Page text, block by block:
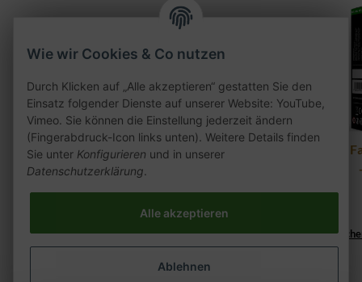
27er Blue Dragon 200g
25,90 €*
2 - 3 Werktage((%s - Ausland abweichend))
Elfbar Mate 500 Pod
9,90 €*
2 - 3 Werktage((%s - Ausland
Al
Wie wir Cookies & Co nutzen
Durch Klicken auf „Alle akzeptieren“ gestatten Sie den
Einsatz folgender Dienste auf unserer Website: YouTube,
Vimeo. Sie können die Einstellung jederzeit ändern
(Fingerabdruck-Icon links unten). Weitere Details finden
Sie unter Konfigurieren und in unserer
Datenschutzerklärung.
Alle akzeptieren
Ablehnen